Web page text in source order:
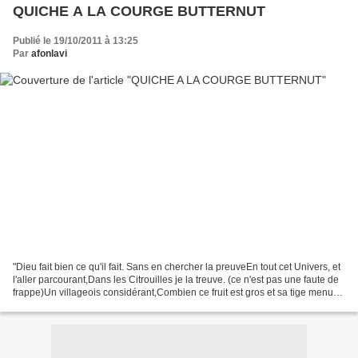
QUICHE A LA COURGE BUTTERNUT
Publié le 19/10/2011 à 13:25
Par afonlavi
"Dieu fait bien ce qu'il fait. Sans en chercher la preuveEn tout cet Univers, et
l'aller parcourant,Dans les Citrouilles je la treuve. (ce n'est pas une faute de
frappe)Un villageois considérant,Combien ce fruit est gros et sa tige menue